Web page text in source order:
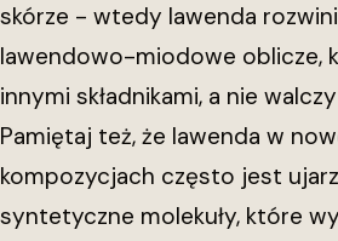
skórze - wtedy lawenda
lawendowo-miodowe oblicze,
innymi składnikami, a nie
Pamiętaj też, że lawenda w
kompozycjach często jest
syntetyczne molekuły, które